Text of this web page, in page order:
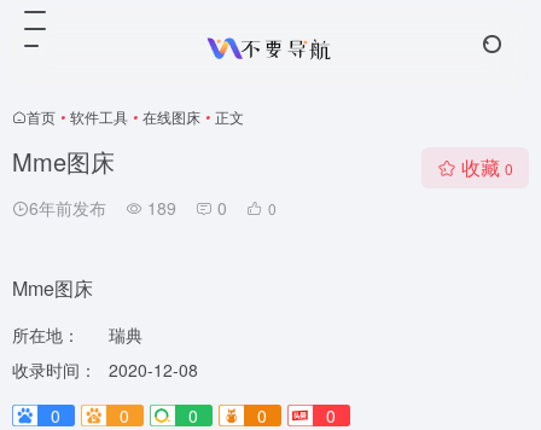
首页 • 软件工具 • 在线图床 • 正文
Mme图床
6年前发布 189 0 0
收藏 0
Mme图床
所在地：
瑞典
收录时间：
2020-12-08
0
0 0 0 0